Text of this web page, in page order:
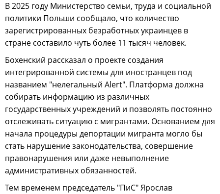
В 2025 году Министерство семьи, труда и социальной
политики Польши сообщало, что количество
зарегистрированных безработных украинцев в
стране составило чуть более 11 тысяч человек.
Бохенский рассказал о проекте создания
интегрированной системы для иностранцев под
названием "нелегальный Alert". Платформа должна
собирать информацию из различных
государственных учреждений и позволять постоянно
отслеживать ситуацию с мигрантами. Основанием для
начала процедуры депортации мигранта могло бы
стать нарушение законодательства, совершение
правонарушения или даже невыполнение
административных обязанностей.
Тем временем председатель "ПиС" Ярослав